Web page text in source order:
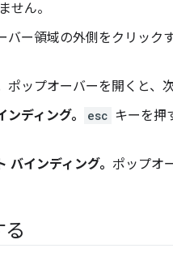
せん。
バー領域の外側をクリック
ポップオーバーを開くと、
ディング。
esc キーを押
バインディング。 ポップオ